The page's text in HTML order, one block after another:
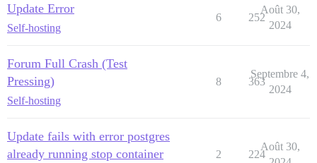
Update Error
Self-hosting
6 252
Août 30,
2024
Forum Full Crash (Test
Pressing)
Self-hosting
8 363
Septembre 4,
2024
Update fails with error postgres
already running stop container
2 224
Août 30,